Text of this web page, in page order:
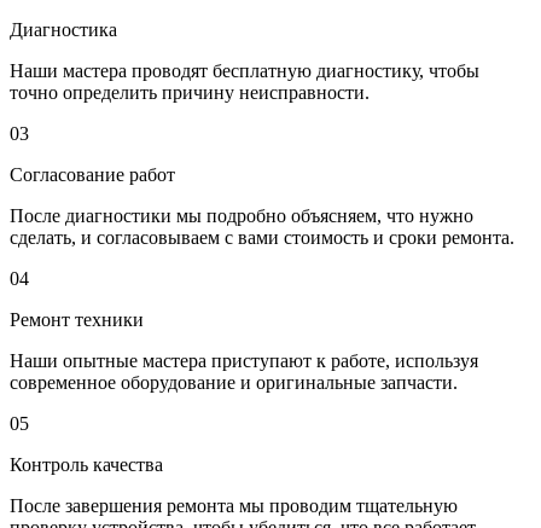
Диагностика
Наши мастера проводят бесплатную диагностику, чтобы
точно определить причину неисправности.
03
Согласование работ
После диагностики мы подробно объясняем, что нужно
сделать, и согласовываем с вами стоимость и сроки ремонта.
04
Ремонт техники
Наши опытные мастера приступают к работе, используя
современное оборудование и оригинальные запчасти.
05
Контроль качества
После завершения ремонта мы проводим тщательную